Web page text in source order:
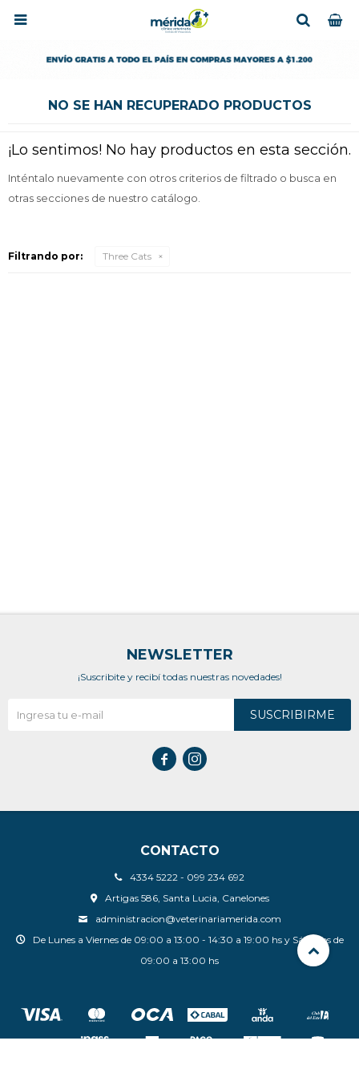

NO SE HAN RECUPERADO PRODUCTOS
¡Lo sentimos! No hay productos en esta sección.
Inténtalo nuevamente con otros criterios de filtrado o busca en
otras secciones de nuestro catálogo.
Filtrando por: Three Cats
CONTACTO
4334 5222 - 099 234 692
Artigas 586, Santa Lucia, Canelones
administracion@veterinariamerida.com
De Lunes a Viernes de 09:00 a 13:00 - 14:30 a 19:00 hs y Sábados de
09:00 a 13:00 hs
NEWSLETTER
¡Suscribite y recibí todas nuestras novedades!
SUSCRIBIRME
 